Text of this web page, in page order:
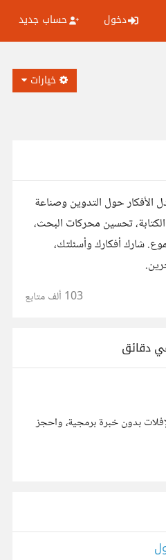
دخول حساب جديد
خيارات
الأفكار حول التدوين وصناعة
تحسين محركات البحث،
شارك أفكارك وأسئلتك،
103 ألف متابع
دقائق
بدون خبرة برمجية، واحجز